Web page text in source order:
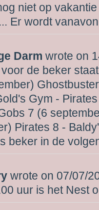
niet op
Er wordt
Darmwrote on
de beker
Gym -
7 (6
Pirates 8 -
beker in de
wrote on 07/07/
uur is het Nest